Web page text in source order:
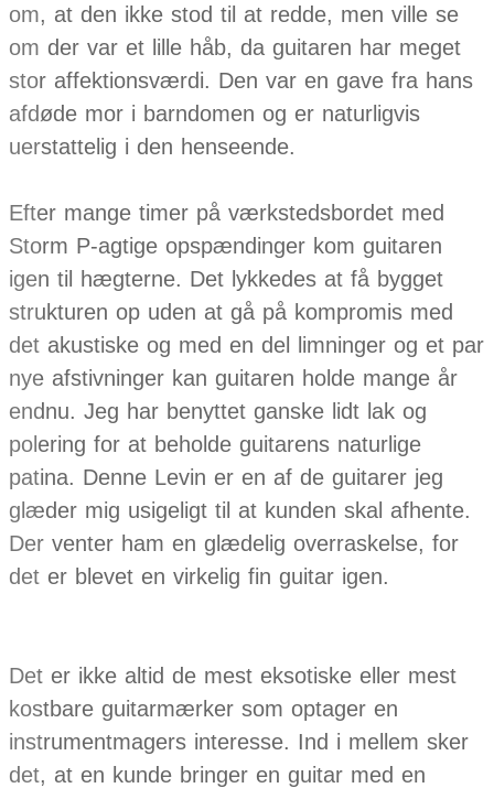
om, at den ikke stod til at redde, men ville se
om der var et lille håb, da guitaren har meget
stor affektionsværdi. Den var en gave fra hans
afdøde mor i barndomen og er naturligvis
uerstattelig i den henseende.
Efter mange timer på værkstedsbordet med
Storm P-agtige opspændinger kom guitaren
igen til hægterne. Det lykkedes at få bygget
strukturen op uden at gå på kompromis med
det akustiske og med en del limninger og et par
nye afstivninger kan guitaren holde mange år
endnu. Jeg har benyttet ganske lidt lak og
polering for at beholde guitarens naturlige
patina. Denne Levin er en af de guitarer jeg
glæder mig usigeligt til at kunden skal afhente.
Der venter ham en glædelig overraskelse, for
det er blevet en virkelig fin guitar igen.
Det er ikke altid de mest eksotiske eller mest
kostbare guitarmærker som optager en
instrumentmagers interesse. Ind i mellem sker
det, at en kunde bringer en guitar med en